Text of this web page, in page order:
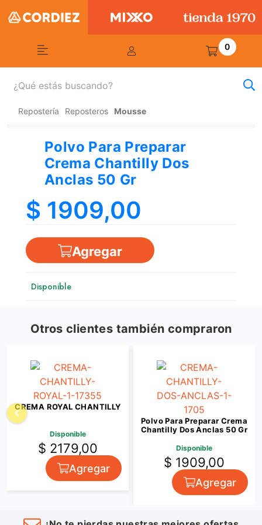
0
Repostería Reposteros Mousse
Polvo Para Preparar
Crema Chantilly Dos
Anclas 50 Gr
$ 1909,00
Agregar
Disponible
Otros clientes también compraron
CREMA ROYAL CHANTILLY
Disponible
$ 2179,00
Agregar
Polvo Para Preparar Crema
Chantilly Dos Anclas 50 Gr
Disponible
$ 1909,00
Agregar